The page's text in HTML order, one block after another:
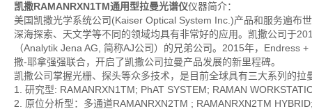
凯撒RAMANRXN1TM通用型拉曼光谱仪仪器简介：
美国凯撒光学系统公司(Kaiser Optical System Inc.)产品和服务遍布
深海探索、天文学等不同的领域均具有非常好的应用。凯撒公司于
（Analytik Jena AG, 简称AJ公司）的兄弟公司。2015年，Endress
撒-耶拿强强联合，开启了凯撒公司拉曼产品发展的新里程碑。
凯撒公司掌握光栅、探头等众多技术，是目前全球具有三大系列的拉
1. 研究型: RAMANRXN1TM; PhAT SYSTEM; RAMAN
2. 原位分析型：多通道RAMANRXN2TM ; RAMANRXN2TM